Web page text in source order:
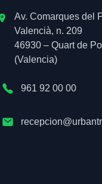
Av. Comarques del
Valencià, n. 209
46930 – Quart de
(Valencia)
961 92 00 00